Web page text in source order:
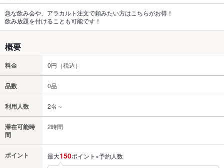
急な飲み会や、アラカルト注文で頼みたい方はこちらがお得！
飲み放題を付けることも可能です！
概要
料金 0円（税込）
品数 0品
利用人数 2名～
滞在可能時
間
2時間
ポイント 最大150ポイント×予約人数